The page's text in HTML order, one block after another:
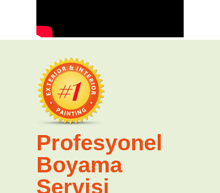
Profesyonel
Boyama
Servisi